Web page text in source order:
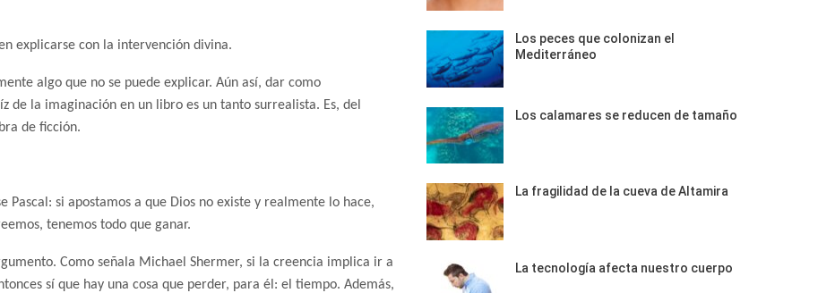
explicarse con la intervención divina.
algo que no se puede explicar. Aún así, dar como
de la imaginación en un libro es un tanto surrealista. Es, del
de ficción.
Pascal: si apostamos a que Dios no existe y realmente lo hace,
tenemos todo que ganar.
Como señala Michael Shermer, si la creencia implica ir a
sí que hay una cosa que perder, para él: el tiempo. Además,
Los peces que colonizan el
Mediterráneo
Los calamares se reducen de tamaño
La fragilidad de la cueva de Altamira
La tecnología afecta nuestro cuerpo